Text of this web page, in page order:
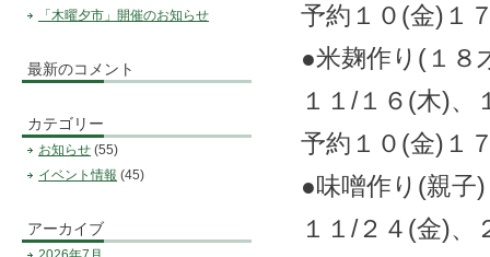
予約１０(金)１
●米麹作り(１８
１１/１６(木)
予約１０(金)１
●味噌作り(親子)
１１/２４(金)
「木曜夕市」開催のお知らせ
最新のコメント
カテゴリー
お知らせ (55)
イベント情報 (45)
アーカイブ